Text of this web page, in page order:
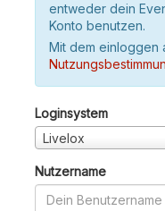
entweder dein
Konto benutzen.
Mit dem einloggen
Loginsystem
Livelox
Nutzername